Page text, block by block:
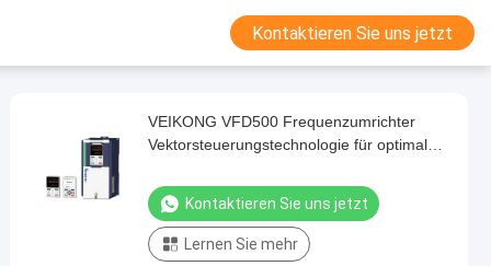
Kontaktieren Sie uns jetzt
VEIKONG VFD500 Frequenzumrichter
Vektorsteuerungstechnologie für optimale
Kontaktieren Sie uns jetzt
Lernen Sie mehr